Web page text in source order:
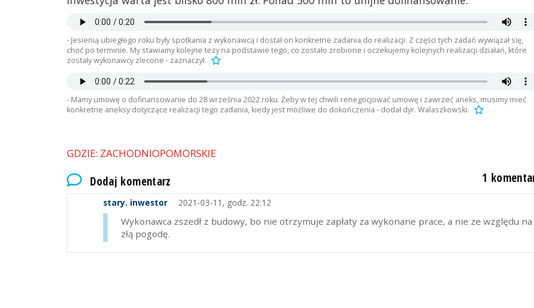
- Jesienią ubiegłego roku były spotkania z wykonawcą i dostał on konkretne zadania do realizacji. Z części tych zadań wywiązał się,
choć po terminie. My stawiamy kolejne tezy na podstawie tego, co zostało zrobione i oczekujemy kolejnych realizacji działań, które
zostały wykonawcy zlecone - zaznaczył.
- Mamy umowę o dofinansowanie do 28 września 2022 roku. Żeby w tej chwili renegocjować umowę i zawrzeć aneks, musimy mieć
konkretne aneksy dotyczące realizacji tego zadania, kiedy jest możliwe do dokończenia - dodał dyr. Walaszkowski.
GDZIE: ZACHODNIOPOMORSKIE
Dodaj komentarz 1
stary. inwestor 2021-03-11, godz. 22:12
Wykonawca zszedł z budowy, bo nie otrzymuje zapłaty za wykonane prace, a nie ze względu na
złą pogodę.